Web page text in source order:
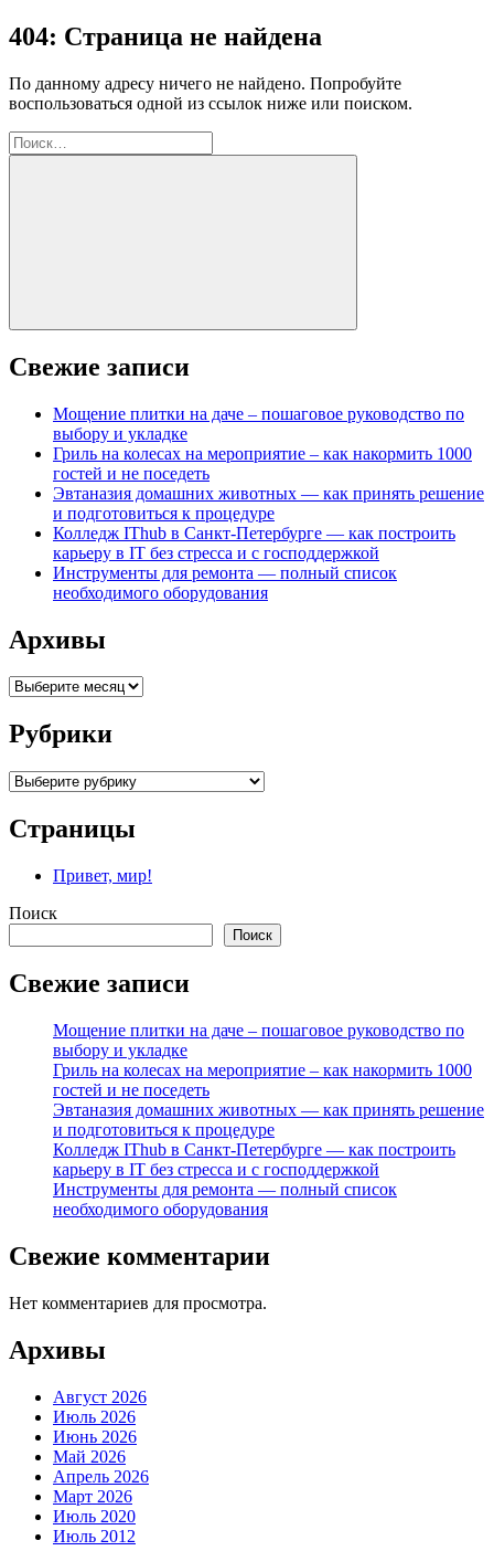
404: Страница не найдена
По данному адресу ничего не найдено. Попробуйте
воспользоваться одной из ссылок ниже или поиском.
Найти:
Поиск
Свежие записи
Мощение плитки на даче – пошаговое руководство по
выбору и укладке
Гриль на колесах на мероприятие – как накормить 1000
гостей и не поседеть
Эвтаназия домашних животных — как принять решение
и подготовиться к процедуре
Колледж IThub в Санкт-Петербурге — как построить
карьеру в IT без стресса и с господдержкой
Инструменты для ремонта — полный список
необходимого оборудования
Архивы
Архивы
Рубрики
Рубрики
Страницы
Привет, мир!
Поиск
Поиск
Свежие записи
Мощение плитки на даче – пошаговое руководство по
выбору и укладке
Гриль на колесах на мероприятие – как накормить 1000
гостей и не поседеть
Эвтаназия домашних животных — как принять решение
и подготовиться к процедуре
Колледж IThub в Санкт-Петербурге — как построить
карьеру в IT без стресса и с господдержкой
Инструменты для ремонта — полный список
необходимого оборудования
Свежие комментарии
Нет комментариев для просмотра.
Архивы
Август 2026
Июль 2026
Июнь 2026
Май 2026
Апрель 2026
Март 2026
Июль 2020
Июль 2012